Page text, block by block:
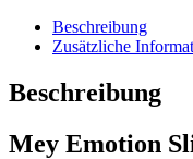
Beschreibung
Zusätzliche
Beschreibung
Mey Emotion